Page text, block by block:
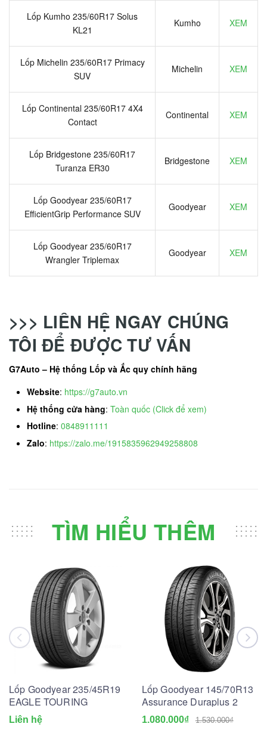
Lốp Kumho 235/60R17 Solus
KL21
Kumho XEM
Lốp Michelin 235/60R17 Primacy
SUV
Michelin XEM
Lốp Continental 235/60R17 4X4
Contact
Continental XEM
Lốp Bridgestone 235/60R17
Turanza ER30
Bridgestone XEM
Lốp Goodyear 235/60R17
EfficientGrip Performance SUV
Goodyear XEM
Lốp Goodyear 235/60R17
Wrangler Triplemax
Goodyear XEM
>>> LIÊN HỆ NGAY CHÚNG
TÔI ĐỂ ĐƯỢC TƯ VẤN
G7Auto – Hệ thống Lốp và Ắc quy chính hãng
Website: https://g7auto.vn
Hệ thống cửa hàng: Toàn quốc (Click để xem)
Hotline: 0848911111
Zalo: https://zalo.me/1915835962949258808
TÌM HIỂU THÊM
Lốp Goodyear 235/45R19
EAGLE TOURING
Liên hệ
Lốp Goodyear 145/70R13
Assurance Duraplus 2
1.080.000₫ 1.530.000₫